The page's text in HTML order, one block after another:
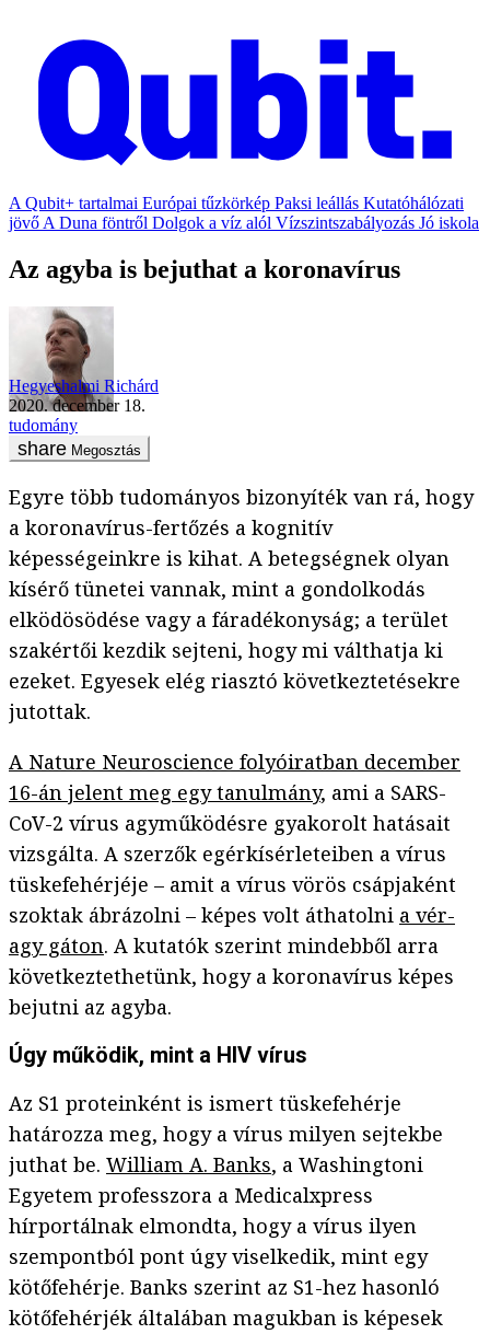
A Qubit+ tartalmai Európai tűzkörkép Paksi leállás Kutatóhálózati
jövő A Duna föntről Dolgok a víz alól Vízszintszabályozás Jó iskola
Az agyba is bejuthat a koronavírus
Hegyeshalmi Richárd
2020. december 18.
tudomány
Megosztás
Egyre több tudományos bizonyíték van rá, hogy
a koronavírus-fertőzés a kognitív
képességeinkre is kihat. A betegségnek olyan
kísérő tünetei vannak, mint a gondolkodás
elködösödése vagy a fáradékonyság; a terület
szakértői kezdik sejteni, hogy mi válthatja ki
ezeket. Egyesek elég riasztó következtetésekre
jutottak.
A Nature Neuroscience folyóiratban december
16-án jelent meg egy tanulmány, ami a SARS-
CoV-2 vírus agyműködésre gyakorolt hatásait
vizsgálta. A szerzők egérkísérleteiben a vírus
tüskefehérjéje – amit a vírus vörös csápjaként
szoktak ábrázolni – képes volt áthatolni a vér-
agy gáton. A kutatók szerint mindebből arra
következtethetünk, hogy a koronavírus képes
bejutni az agyba.
Úgy működik, mint a HIV vírus
Az S1 proteinként is ismert tüskefehérje
határozza meg, hogy a vírus milyen sejtekbe
juthat be. William A. Banks, a Washingtoni
Egyetem professzora a Medicalxpress
hírportálnak elmondta, hogy a vírus ilyen
szempontból pont úgy viselkedik, mint egy
kötőfehérje. Banks szerint az S1-hez hasonló
kötőfehérjék általában magukban is képesek